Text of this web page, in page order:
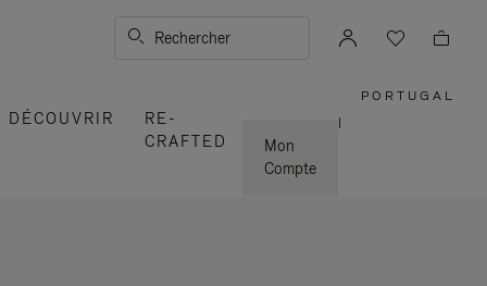
Rechercher
DÉCOUVRIR
RE-
CRAFTED
Mon
Compte
PORTUGAL
|